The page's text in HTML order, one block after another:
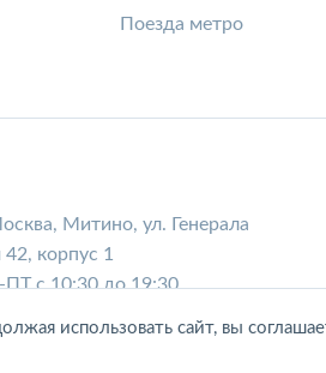
Поезда метро
Митино, ул. Генерала
корпус 1
с 10:30 до 19:30
использовать сайт, вы